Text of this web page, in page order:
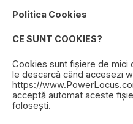
Politica Cookies
CE SUNT COOKIES?
Cookies sunt fișiere de mici
le descarcă când accesezi
https://
acceptă automat aceste
folosești.